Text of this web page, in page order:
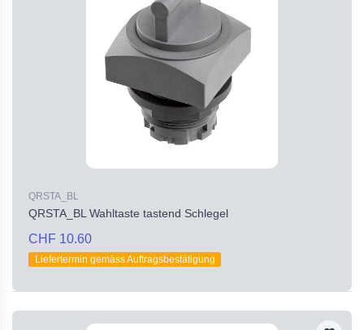
QRSTA_BL
QRSTA_BL Wahltaste tastend Schlegel
CHF 10.60
Liefertermin gemäss Auftragsbestätigung